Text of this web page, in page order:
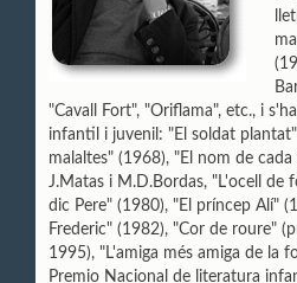
"Cavall Fort", "Oriflama", etc., i
infantil i juvenil: "El soldat
malaltes" (1968), "El nom de
J.Matas i M.D.Bordas, "L'ocell de
dic Pere" (1980), "El príncep Alí"
Frederic" (1982), "Cor de roure"
1995), "L'amiga més amiga de la
Premio Nacional de literatura